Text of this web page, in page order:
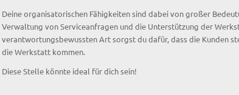
Deine organisatorischen Fähigkeiten sind dabei von großer
Verwaltung von Serviceanfragen und die Unterstützung der
verantwortungsbewussten Art sorgst du dafür, dass die Kunden
die Werkstatt kommen.
Diese Stelle könnte ideal für dich sein!